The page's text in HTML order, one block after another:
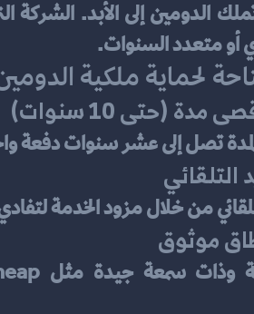
أو متعدد السنوات.
لحماية ملكية
(حتى 10 سنوات)
تصل إلى عشر سنوات دفعة
التلقائي
من خلال مزود الخدمة
موثوق